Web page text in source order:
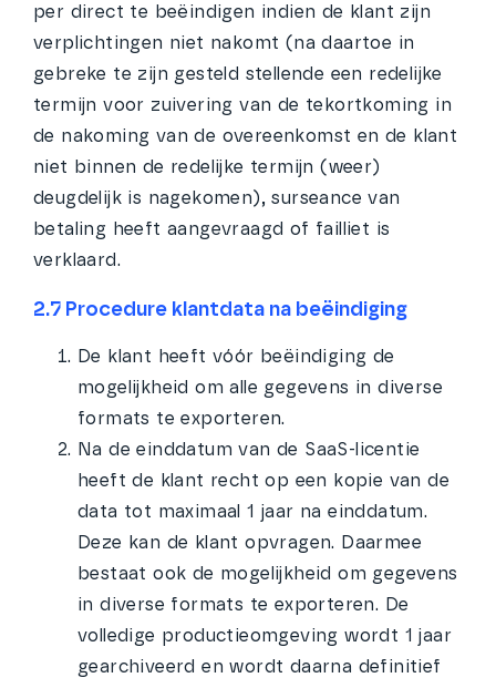
per direct te beëindigen indien de klant zijn
verplichtingen niet nakomt (na daartoe in
gebreke te zijn gesteld stellende een redelijke
termijn voor zuivering van de tekortkoming in
de nakoming van de overeenkomst en de klant
niet binnen de redelijke termijn (weer)
deugdelijk is nagekomen), surseance van
betaling heeft aangevraagd of failliet is
verklaard.
2.7 Procedure klantdata na beëindiging
De klant heeft vóór beëindiging de
mogelijkheid om alle gegevens in diverse
formats te exporteren.
Na de einddatum van de SaaS-licentie
heeft de klant recht op een kopie van de
data tot maximaal 1 jaar na einddatum.
Deze kan de klant opvragen. Daarmee
bestaat ook de mogelijkheid om gegevens
in diverse formats te exporteren. De
volledige productieomgeving wordt 1 jaar
gearchiveerd en wordt daarna definitief